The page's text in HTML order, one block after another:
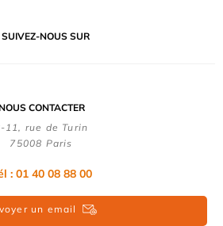
SUIVEZ-NOUS SUR
NOUS CONTACTER
11, rue de Turin
75008 Paris
: 01 40 08 88 00
un email